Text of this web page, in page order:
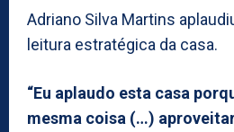
Adriano Silva Martins
leitura estratégica da casa.
“Eu aplaudo esta casa
mesma coisa (…)